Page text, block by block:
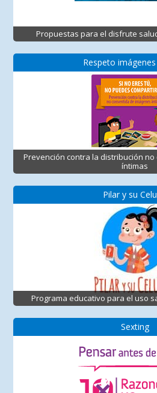
Propuestas para el disfrute
Respeto
Prevención contra la distribución
íntimas
Pilar y su
Programa educativo para el uso
Sexting